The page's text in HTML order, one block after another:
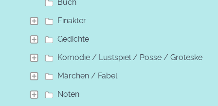
Buch
Einakter
Gedichte
Komödie / Lustspiel / Posse / Groteske
Märchen / Fabel
Noten